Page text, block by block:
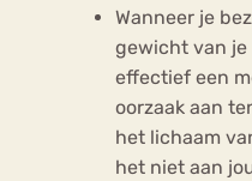
Wanneer je
gewicht van je
effectief een
oorzaak aan
het lichaam
het niet aan